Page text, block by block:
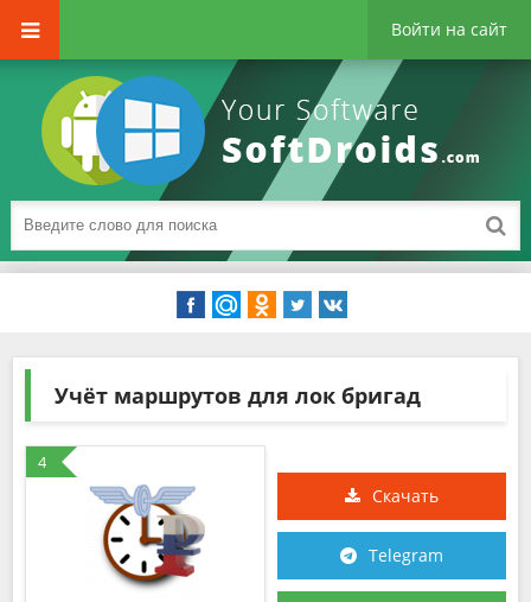
Войти на сайт
Учёт маршрутов для лок бригад
4
Скачать
Telegram